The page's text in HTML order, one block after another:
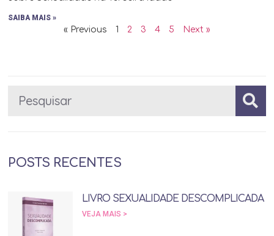
SAIBA MAIS »
« Previous 1 2 3 4 5 Next »
POSTS RECENTES
LIVRO SEXUALIDADE DESCOMPLICADA
VEJA MAIS >